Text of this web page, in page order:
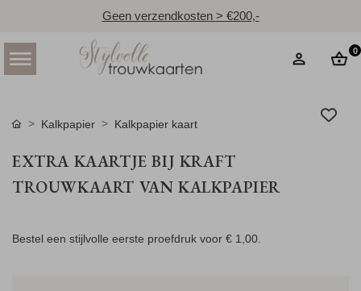
Geen verzendkosten > €200,-
0
Kalkpapier Kalkpapier kaart
EXTRA KAARTJE BIJ KRAFT
TROUWKAART VAN KALKPAPIER
Bestel een stijlvolle eerste proefdruk voor € 1,00.